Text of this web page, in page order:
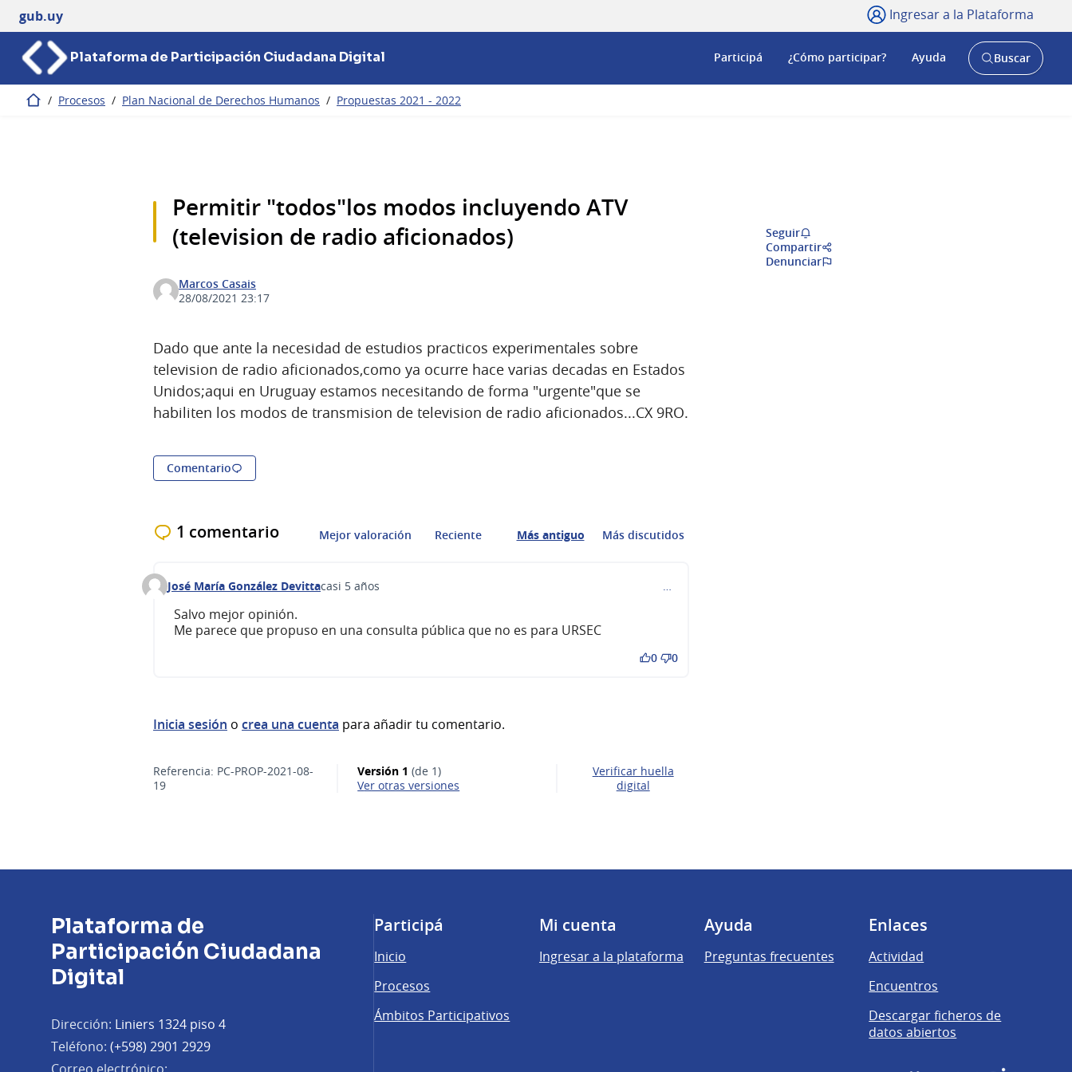
gub.uy Ingresar a la Plataforma
Plataforma de Participación Ciudadana Digital Participá ¿Cómo participar? Ayuda
AbrirBuscar
Inicio / Procesos / Plan Nacional de Derechos Humanos / Propuestas 2021 - 2022
Permitir "todos"los modos incluyendo ATV
(television de radio aficionados)
Marcos Casais
28/08/2021 23:17
Dado que ante la necesidad de estudios practicos experimentales sobre
television de radio aficionados,como ya ocurre hace varias decadas en Estados
Unidos;aqui en Uruguay estamos necesitando de forma "urgente"que se
habiliten los modos de transmision de television de radio aficionados...CX 9RO.
Comentario
Seguir
Compartir
Denunciar
1 comentario Mejor valoración Reciente Más antiguo Más discutidos
Comentario 108
José María González Devittacasi 5 años …
Salvo mejor opinión.
Me parece que propuso en una consulta pública que no es para URSEC
0 0
Inicia sesión o crea una cuenta para añadir tu comentario.
Referencia: PC-PROP-2021-08-
19
Versión 1 (de 1)
ver otras versiones
Verificar huella
digital
Plataforma de
Participación Ciudadana
Digital
Dirección: Liniers 1324 piso 4
Teléfono: (+598) 2901 2929
Participá
Inicio
Procesos
Ámbitos Participativos
Mi cuenta
Ingresar a la plataforma
Ayuda
Preguntas frecuentes
Enlaces
Actividad
Encuentros
Descargar ficheros de
datos abiertos